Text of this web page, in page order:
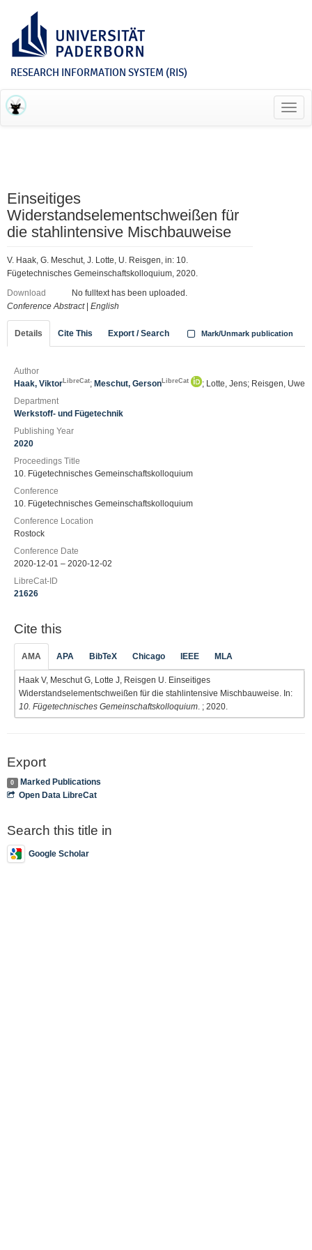
RESEARCH INFORMATION SYSTEM (RIS)
Einseitiges
Widerstandselementschweißen für
die stahlintensive Mischbauweise
V. Haak, G. Meschut, J. Lotte, U. Reisgen, in: 10.
Fügetechnisches Gemeinschaftskolloquium, 2020.
Download
No fulltext has been uploaded.
Conference Abstract| English
Details Cite This Export / Search Mark/Unmark publication
Author
Haak, Viktor LibreCat; Meschut, Gerson LibreCat
; Lotte, Jens; Reisgen, Uwe
Department
Werkstoff- und Fügetechnik
Publishing Year
2020
Proceedings Title
10. Fügetechnisches Gemeinschaftskolloquium
Conference
10. Fügetechnisches Gemeinschaftskolloquium
Conference Location
Rostock
Conference Date
2020-12-01 – 2020-12-02
LibreCat-ID
21626
Cite this
AMA APA BibTeX Chicago IEEE MLA
Haak V, Meschut G, Lotte J, Reisgen U. Einseitiges
Widerstandselementschweißen für die stahlintensive Mischbauweise. In:
10. Fügetechnisches Gemeinschaftskolloquium . ; 2020.
Export
0
Marked Publications
Open Data LibreCat
Search this title in
Google Scholar